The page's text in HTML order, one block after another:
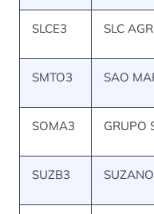
SLCE3 SLC
SMTO3 SAO
SOMA3 GRUPO
SUZB3